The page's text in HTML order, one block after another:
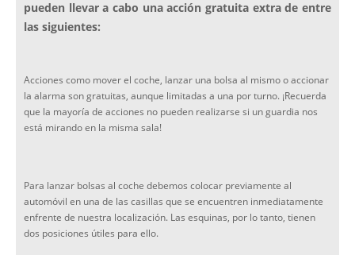
pueden llevar a cabo una acción gratuita extra de entre
las siguientes:
Acciones como mover el coche, lanzar una bolsa al mismo o accionar
la alarma son gratuitas, aunque limitadas a una por turno. ¡Recuerda
que la mayoría de acciones no pueden realizarse si un guardia nos
está mirando en la misma sala!
Para lanzar bolsas al coche debemos colocar previamente al
automóvil en una de las casillas que se encuentren inmediatamente
enfrente de nuestra localización. Las esquinas, por lo tanto, tienen
dos posiciones útiles para ello.